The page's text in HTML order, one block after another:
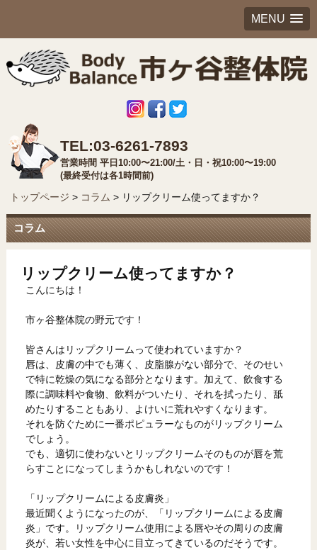
MENU
TEL:03-6261-7893
営業時間 平日10:00〜21:00/土・日・祝10:00〜19:00
(最終受付は各1時間前)
トップページ > コラム > リップクリーム使ってますか？
コラム
リップクリーム使ってますか？
こんにちは！
市ヶ谷整体院の野元です！
皆さんはリップクリームって使われていますか？
唇は、皮膚の中でも薄く、皮脂腺がない部分で、そのせい
で特に乾燥の気になる部分となります。加えて、飲食する
際に調味料や食物、飲料がついたり、それを拭ったり、舐
めたりすることもあり、よけいに荒れやすくなります。
それを防ぐために一番ポピュラーなものがリップクリーム
でしょう。
でも、適切に使わないとリップクリームそのものが唇を荒
らすことになってしまうかもしれないのです！
「リップクリームによる皮膚炎」
最近聞くようになったのが、「リップクリームによる皮膚
炎」です。リップクリーム使用による唇やその周りの皮膚
炎が、若い女性を中心に目立ってきているのだそうです。